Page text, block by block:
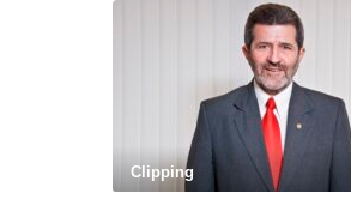
evento contou com a presença do Vice-
Alckmin, que também ocupa o Ministério
Desenvolvimento, Indústria, Comércio e
governador de Pernambuco, agora
Nordeste, Paulo Câmara, o ex Deputado
atualmente Superintendente da
Governadora de Pernambuco, Raquel
Casa Civil, Rui Costa, e da Integração e
Clipping